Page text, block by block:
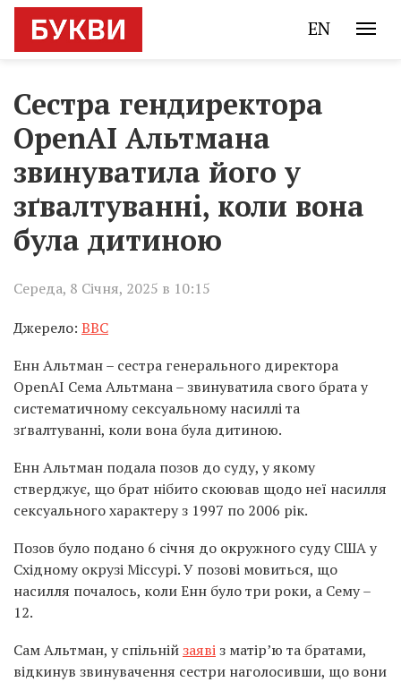
EN
Сестра гендиректора
OpenAI Альтмана
звинуватила його у
зґвалтуванні, коли вона
була дитиною
Середа, 8 Січня, 2025 в 10:15
Джерело: BBC
Енн Альтман – сестра генерального директора
OpenAI Сема Альтмана – звинуватила свого брата у
систематичному сексуальному насиллі та
зґвалтуванні, коли вона була дитиною.
Енн Альтман подала позов до суду, у якому
стверджує, що брат нібито скоював щодо неї насилля
сексуального характеру з 1997 по 2006 рік.
Позов було подано 6 січня до окружного суду США у
Східному окрузі Міссурі. У позові мовиться, що
насилля почалось, коли Енн було три роки, а Сему –
12.
Сам Альтман, у спільнійзаявіз матір’ю та братами,
відкинув звинувачення сестри наголосивши, що вони